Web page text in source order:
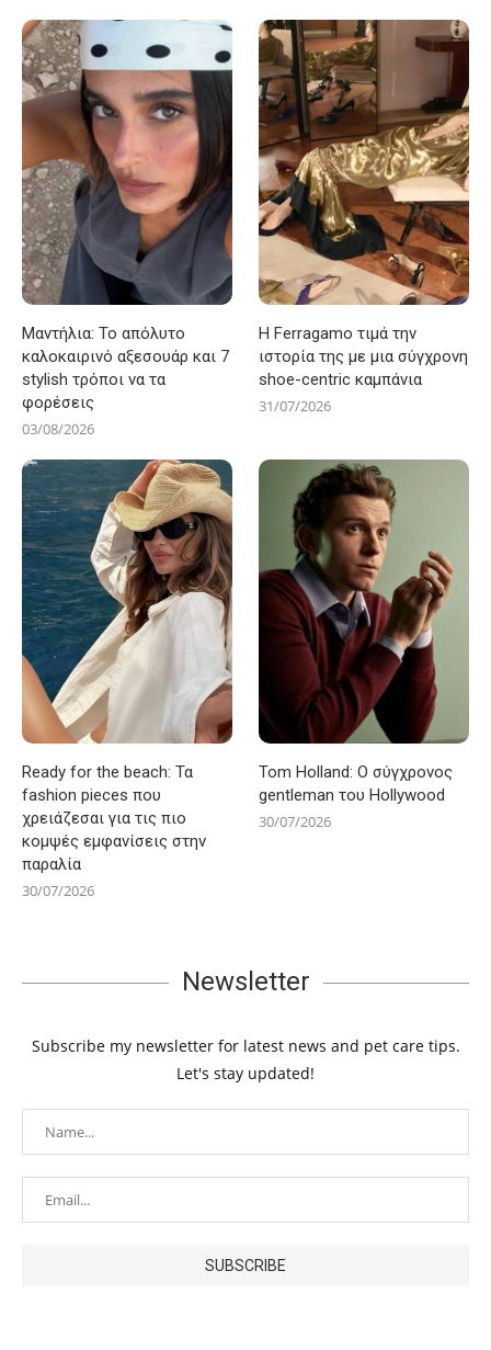
Μαντήλια: Το απόλυτο
καλοκαιρινό αξεσουάρ και 7
stylish τρόποι να τα
φορέσεις
03/08/2026
Η Ferragamo τιμά την
ιστορία της με μια σύγχρονη
shoe-centric καμπάνια
31/07/2026
Ready for the beach: Τα
fashion pieces που
χρειάζεσαι για τις πιο
κομψές εμφανίσεις στην
παραλία
30/07/2026
Tom Holland: Ο σύγχρονος
gentleman του Hollywood
30/07/2026
Newsletter
Subscribe my newsletter for latest news and pet care tips.
Let's stay updated!